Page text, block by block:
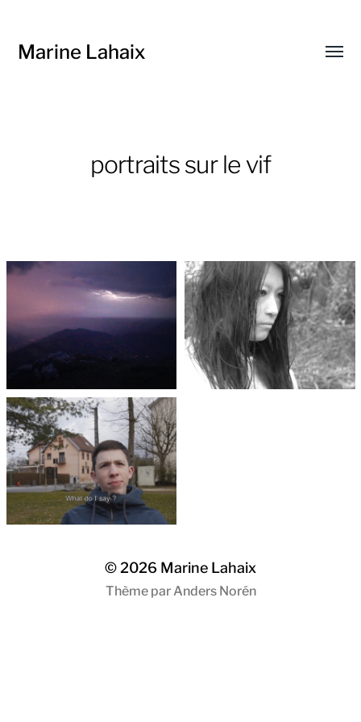
Marine Lahaix
portraits sur le vif
© 2026 Marine Lahaix
Thème parAnders Norén